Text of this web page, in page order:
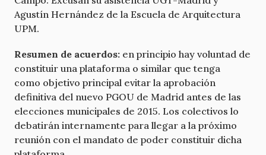
Agustín Hernández de la Escuela de Arquitectura
UPM.
Resumen de acuerdos: en principio hay voluntad de
constituir una plataforma o similar que tenga
como objetivo principal evitar la aprobación
definitiva del nuevo PGOU de Madrid antes de las
elecciones municipales de 2015. Los colectivos lo
debatirán internamente para llegar a la próximo
reunión con el mandato de poder constituir dicha